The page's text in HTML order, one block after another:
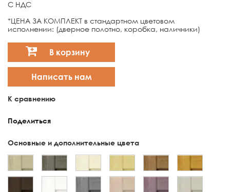
С НДС
*ЦЕНА ЗА КОМПЛЕКТ в стандартном цветовом
исполнении: (дверное полотно, коробка, наличники)
В корзину
Написать нам
К сравнению
Поделиться
Основные и дополнительные цвета